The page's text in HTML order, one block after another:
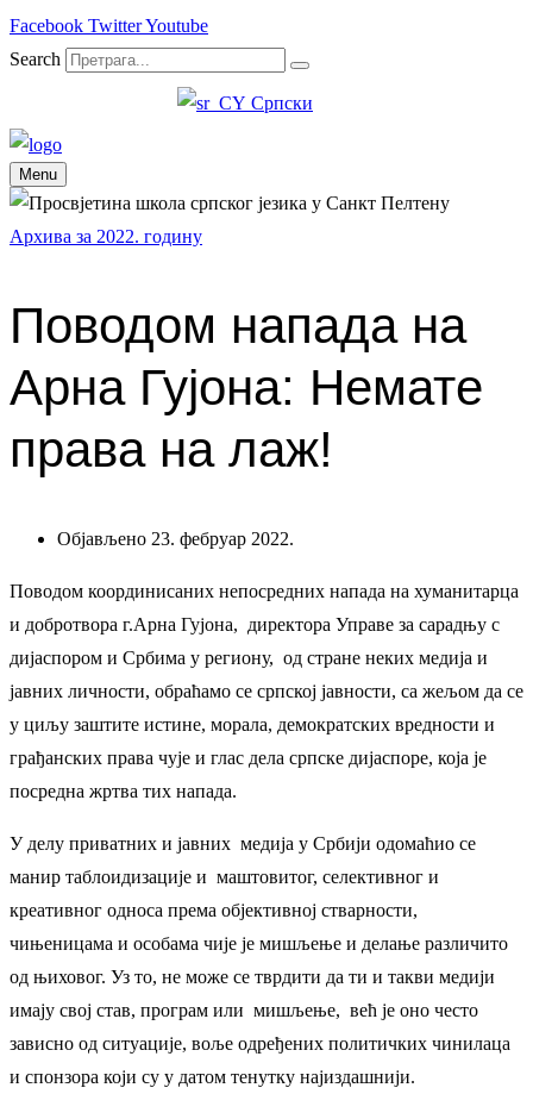
Facebook TwitterYoutube
Search
Српски
Menu
Архива за 2022. годину
Поводом напада на
Арна Гујона: Немате
права на лаж!
Објављено 23. фебруар 2022.
Поводом координисаних непосредних напада на хуманитарца
и добротвора г.Арна Гујона, директора Управе за сарадњу с
дијаспором и Србима у региону, од стране неких медија и
јавних личности, обраћамо се српској јавности, са жељом да се
у циљу заштите истине, морала, демократских вредности и
грађанских права чује и глас дела српске дијаспоре, која је
посредна жртва тих напада.
У делу приватних и јавних медија у Србији одомаћио се
манир таблоидизације и маштовитог, селективног и
креативног односа према објективној стварности,
чињеницама и особама чије је мишљење и делање различито
од њиховог. Уз то, не може се тврдити да ти и такви медији
имају свој став, програм или мишљење, већ је оно често
зависно од ситуације, воље одређених политичких чинилаца
и спонзора који су у датом тенутку најиздашнији.